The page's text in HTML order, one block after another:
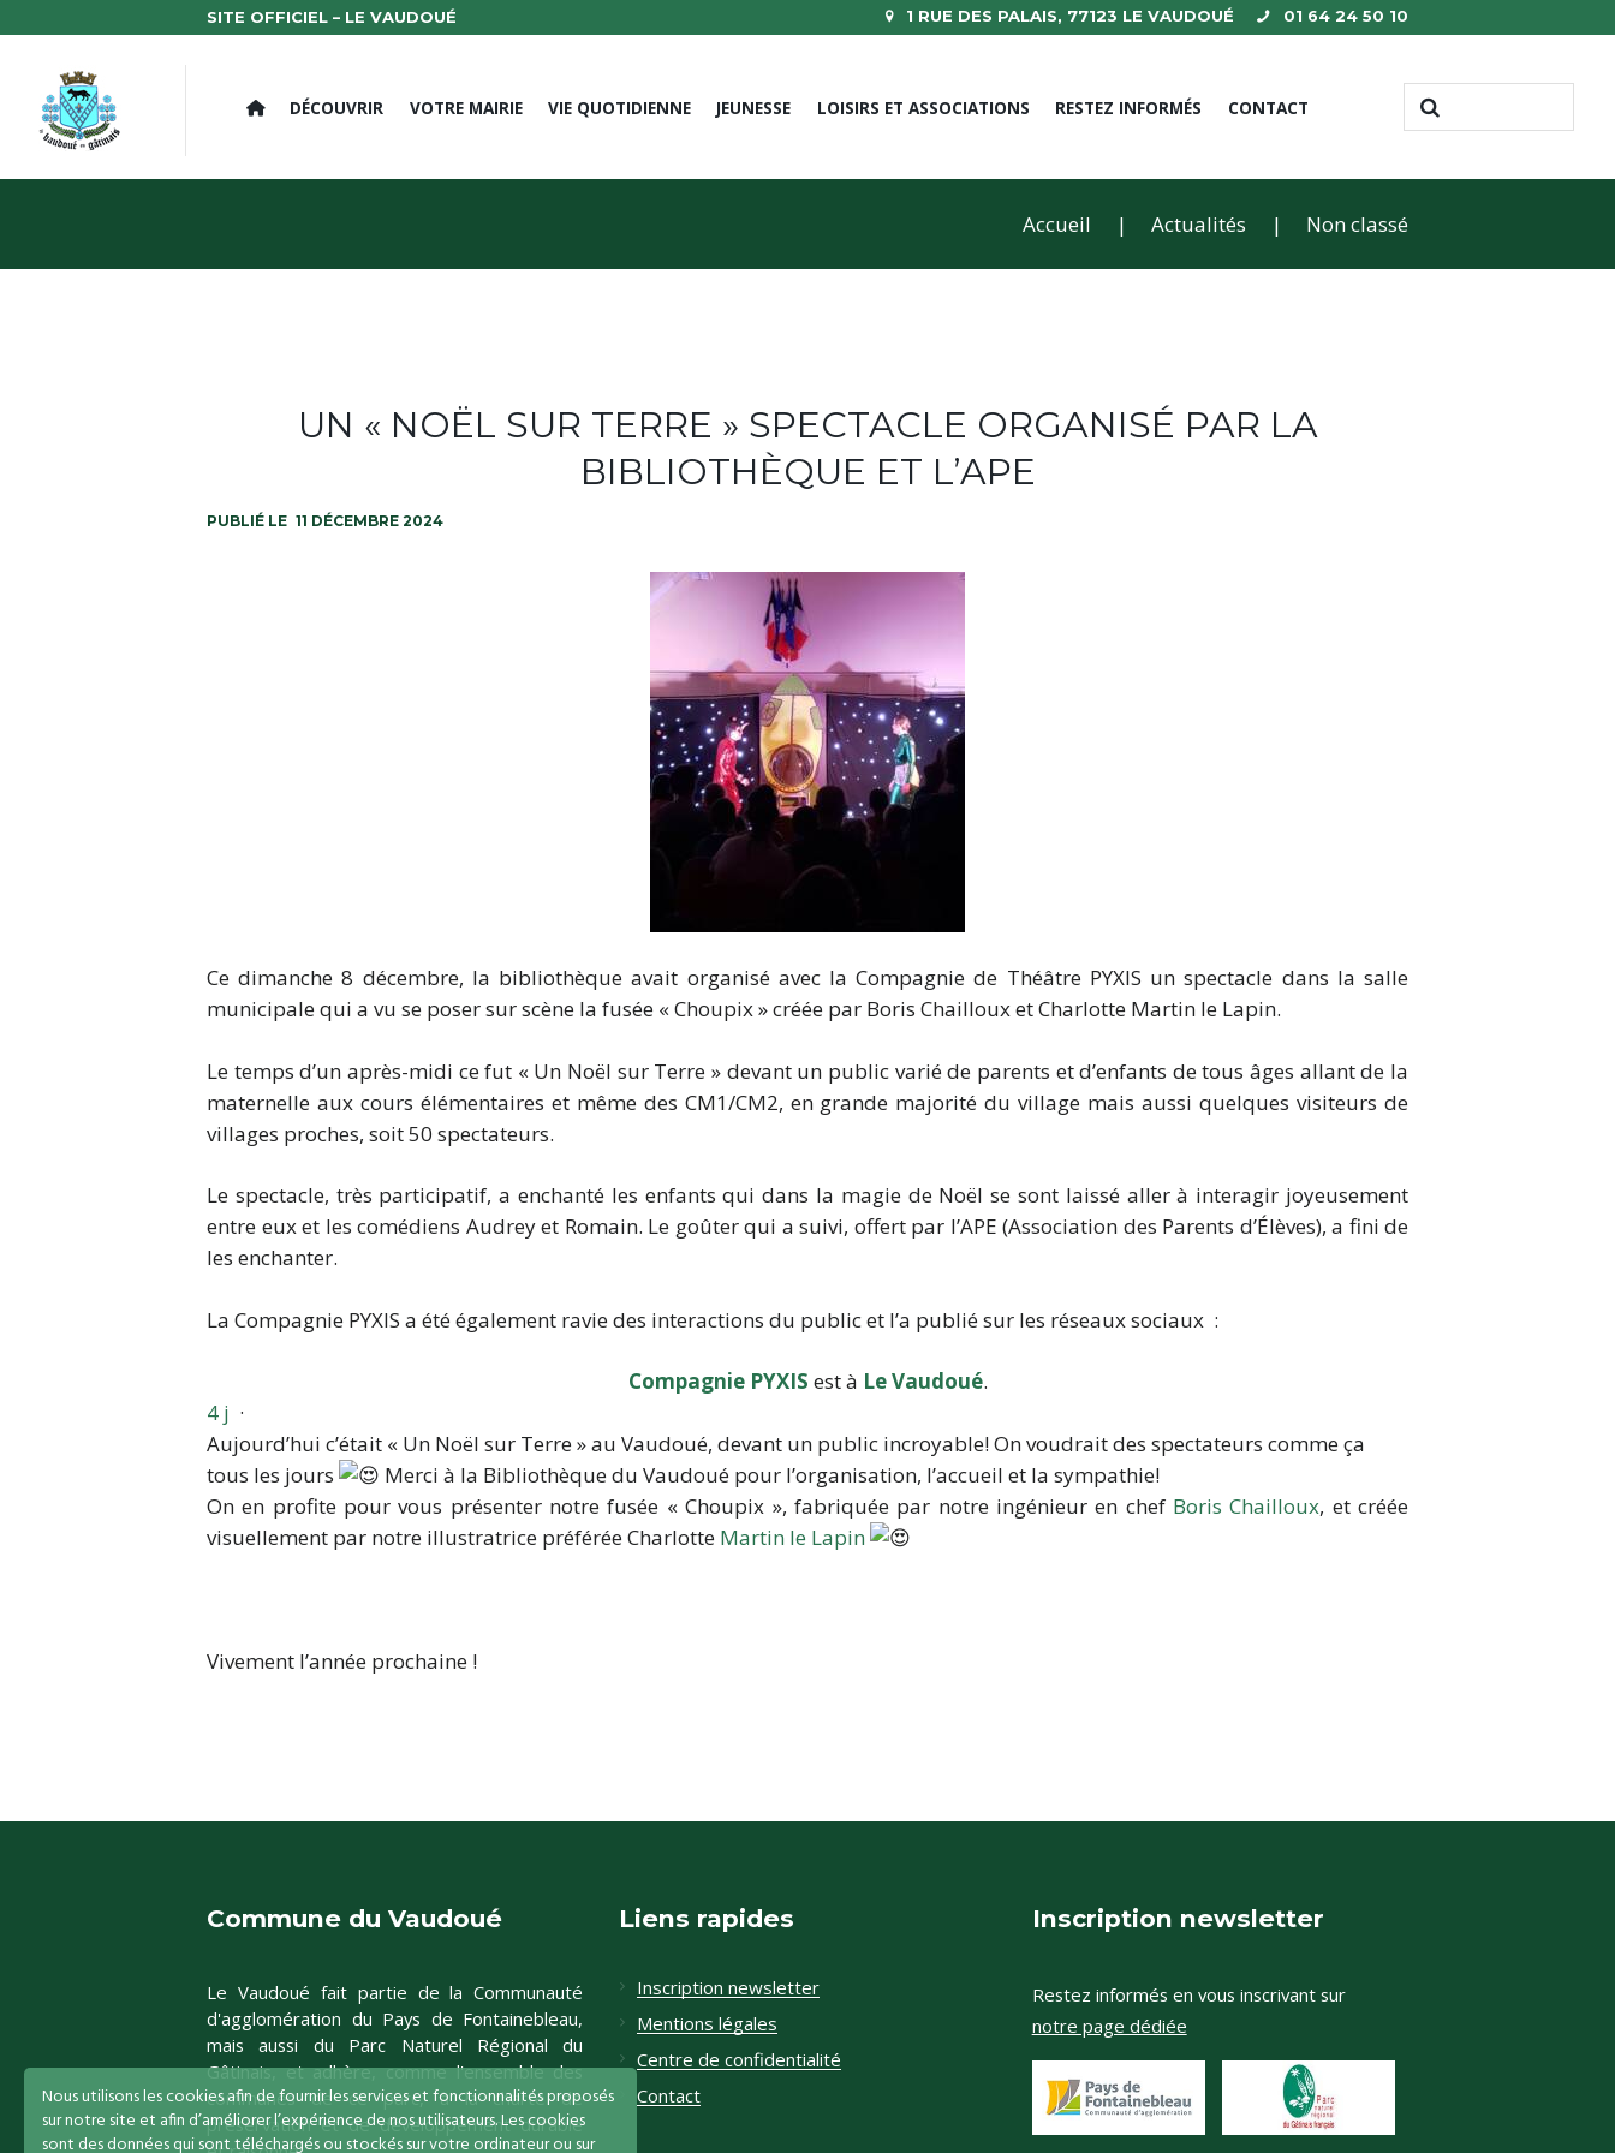
SITE OFFICIEL – LE VAUDOUÉ 1 RUE DES PALAIS, 77123 LE VAUDOUÉ 01 64 24 50 10
DÉCOUVRIR VOTRE MAIRIE VIE QUOTIDIENNE JEUNESSE LOISIRS ET ASSOCIATIONS RESTEZ INFORMÉS CONTACT
Accueil Actualités Non classé
UN « NOËL SUR TERRE » SPECTACLE ORGANISÉ PAR LA
BIBLIOTHÈQUE ET L’APE
11 DÉCEMBRE 2024
Ce dimanche 8 décembre, la bibliothèque avait organisé avec la Compagnie de Théâtre PYXIS un spectacle dans la salle
municipale qui a vu se poser sur scène la fusée « Choupix » créée par Boris Chailloux et Charlotte Martin le Lapin.
Le temps d’un après-midi ce fut « Un Noël sur Terre » devant un public varié de parents et d’enfants de tous âges allant de la
maternelle aux cours élémentaires et même des CM1/CM2, en grande majorité du village mais aussi quelques visiteurs de
villages proches, soit 50 spectateurs.
Le spectacle, très participatif, a enchanté les enfants qui dans la magie de Noël se sont laissé aller à interagir joyeusement
entre eux et les comédiens Audrey et Romain. Le goûter qui a suivi, offert par l’APE (Association des Parents d’Élèves), a fini de
les enchanter.
La Compagnie PYXIS a été également ravie des interactions du public et l’a publié sur les réseaux sociaux :
Compagnie PYXIS est à Le Vaudoué.
4 j ·
Aujourd’hui c’était « Un Noël sur Terre » au Vaudoué, devant un public incroyable! On voudrait des spectateurs comme ça
tous les jours
Merci à la Bibliothèque du Vaudoué pour l’organisation, l’accueil et la sympathie!
On en profite pour vous présenter notre fusée « Choupix », fabriquée par notre ingénieur en chef Boris Chailloux, et créée
visuellement par notre illustratrice préférée Charlotte Martin le Lapin
Vivement l’année prochaine !
Commune du Vaudoué
Le Vaudoué fait partie de la Communauté
d'agglomération du Pays de Fontainebleau,
mais aussi du Parc Naturel Régional du
Gâtinais, et adhère, comme l'ensemble des
communes de ce parc, à la charte de
préservation et de développement durable
Liens rapides
Inscription newsletter
Mentions légales
Centre de confidentialité
Contact
Inscription newsletter
Restez informés en vous inscrivant sur
notre page dédiée
Nous utilisons les cookies afin de fournir les services et fonctionnalités proposés
sur notre site et afin d’améliorer l’expérience de nos utilisateurs. Les cookies
sont des données qui sont téléchargés ou stockés sur votre ordinateur ou sur